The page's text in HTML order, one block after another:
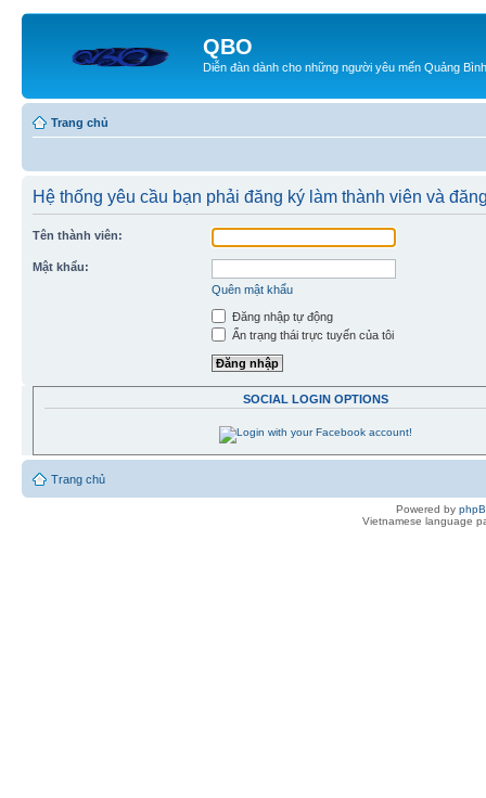
QBO
Diễn đàn dành cho những người yêu mến Quảng Bình
Trang chủ
Hệ thống yêu cầu bạn phải đăng ký làm thành viên và
Tên thành viên:
Mật khẩu:
Quên mật khẩu
Đăng nhập tự động
Ẩn trạng thái trực tuyến của tôi
SOCIAL LOGIN OPTIONS
Trang chủ
Powered by
Vietnamese language